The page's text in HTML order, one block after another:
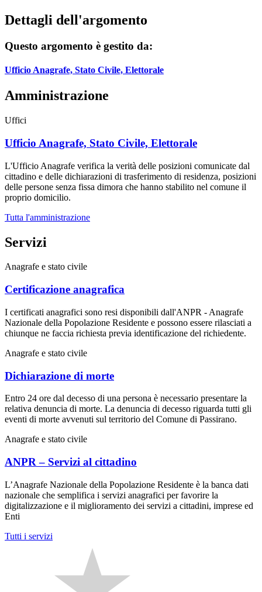
Dettagli dell'argomento
Questo argomento è gestito da:
Ufficio Anagrafe, Stato Civile, Elettorale
Amministrazione
Uffici
Ufficio Anagrafe, Stato Civile, Elettorale
L'Ufficio Anagrafe verifica la verità delle posizioni comunicate dal
cittadino e delle dichiarazioni di trasferimento di residenza, posizioni
delle persone senza fissa dimora che hanno stabilito nel comune il
proprio domicilio.
Tutta l'amministrazione
Servizi
Anagrafe e stato civile
Certificazione anagrafica
I certificati anagrafici sono resi disponibili dall'ANPR - Anagrafe
Nazionale della Popolazione Residente e possono essere rilasciati a
chiunque ne faccia richiesta previa identificazione del richiedente.
Anagrafe e stato civile
Dichiarazione di morte
Entro 24 ore dal decesso di una persona è necessario presentare la
relativa denuncia di morte. La denuncia di decesso riguarda tutti gli
eventi di morte avvenuti sul territorio del Comune di Passirano.
Anagrafe e stato civile
ANPR – Servizi al cittadino
L’Anagrafe Nazionale della Popolazione Residente è la banca dati
nazionale che semplifica i servizi anagrafici per favorire la
digitalizzazione e il miglioramento dei servizi a cittadini, imprese ed
Enti
Tutti i servizi